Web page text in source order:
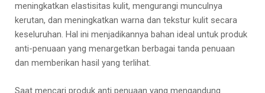
meningkatkan elastisitas kulit, mengurangi munculnya
kerutan, dan meningkatkan warna dan tekstur kulit secara
keseluruhan. Hal ini menjadikannya bahan ideal untuk produk
anti-penuaan yang menargetkan berbagai tanda penuaan
dan memberikan hasil yang terlihat.
Saat mencari produk anti penuaan yang mengandung